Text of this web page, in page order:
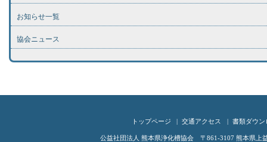
お知らせ一覧
協会ニュース
トップページ 交通アクセス 書類ダウン
公益社団法人 熊本県浄化槽協会 〒861-3107 熊本県